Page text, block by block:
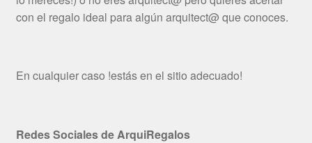
con el regalo ideal para algún arquitect@ que conoces.
En cualquier caso !estás en el sitio adecuado!
Redes Sociales de ArquiRegalos